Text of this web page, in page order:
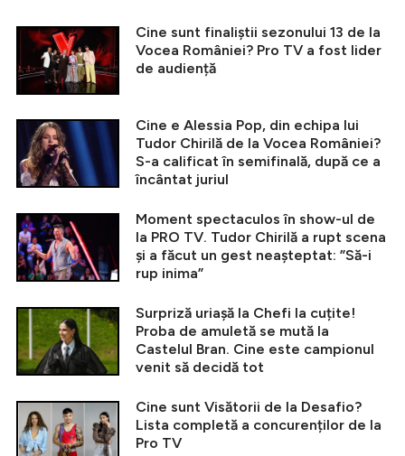
Cine sunt finaliștii sezonului 13 de la
Vocea României? Pro TV a fost lider
de audiență
Cine e Alessia Pop, din echipa lui
Tudor Chirilă de la Vocea României?
S-a calificat în semifinală, după ce a
încântat juriul
Moment spectaculos în show-ul de
la PRO TV. Tudor Chirilă a rupt scena
și a făcut un gest neașteptat: ”Să-i
rup inima”
Surpriză uriașă la Chefi la cuțite!
Proba de amuletă se mută la
Castelul Bran. Cine este campionul
venit să decidă tot
Cine sunt Visătorii de la Desafio?
Lista completă a concurenților de la
Pro TV